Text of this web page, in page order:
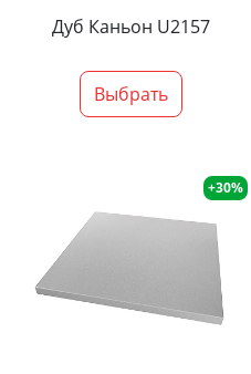
Дуб Каньон U2157
Выбрать
+30%